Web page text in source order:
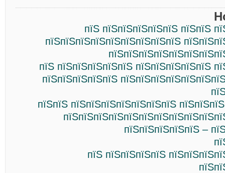
пїЅ пїЅпїЅпїЅпїЅпїЅ пїЅпїЅ
пїЅпїЅпїЅпїЅпїЅпїЅпїЅпїЅпїЅ
пїЅ пїЅпїЅпїЅпїЅпїЅ пїЅпїЅпїЅпїЅпїЅ
пїЅпїЅпїЅпїЅпїЅ
пїЅпїЅ пїЅпїЅпїЅпїЅпїЅпїЅпїЅ
пїЅпїЅпїЅпїЅпїЅ –
пїЅ пїЅпїЅпїЅпїЅ